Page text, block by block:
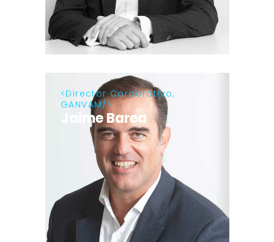
Director Corporativo,
GANVAM
Jaime Barea